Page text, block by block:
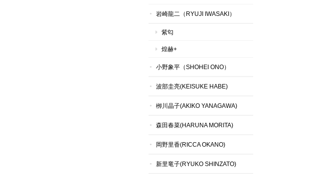
岩崎龍二（RYUJI IWASAKI）
紫匂
煌赫+
小野象平（SHOHEI ONO）
波部圭亮(KEISUKE HABE)
栁川晶子(AKIKO YANAGAWA)
森田春菜(HARUNA MORITA)
岡野里香(RICCA OKANO)
新里竜子(RYUKO SHINZATO)